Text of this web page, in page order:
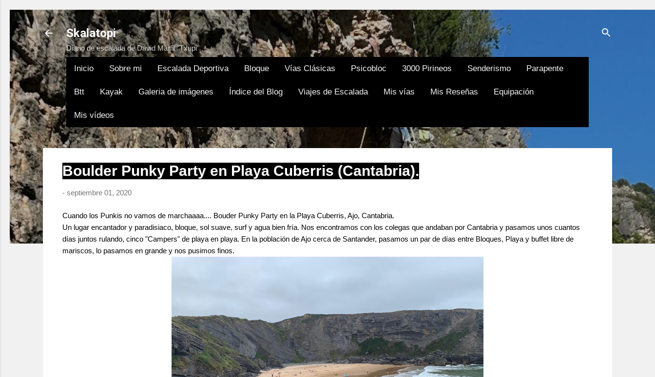
Ir al contenido principal
Skalatopi
Diario de escalada de David Marfil "Txupi"
Inicio Sobre mi Escalada Deportiva Bloque Vías Clásicas Psicobloc 3000 Pirineos Senderismo Parapente
Btt Kayak Galeria de imágenes Índice del Blog Viajes de Escalada Mis vías Mis Reseñas Equipación
Mis vídeos
Boulder Punky Party en Playa Cuberris (Cantabria).
- septiembre 01, 2020
Cuando los Punkis no vamos de marchaaaa.... Bouder Punky Party en la Playa Cuberris, Ajo, Cantabria.
Un lugar encantador y paradisiaco, bloque, sol suave, surf y agua bien fría. Nos encontramos con los colegas que andaban por Cantabria y pasamos unos cuantos
días juntos rulando, cinco "Campers" de playa en playa. En la población de Ajo cerca de Santander, pasamos un par de días entre Bloques, Playa y buffet libre de
mariscos, lo pasamos en grande y nos pusimos finos.